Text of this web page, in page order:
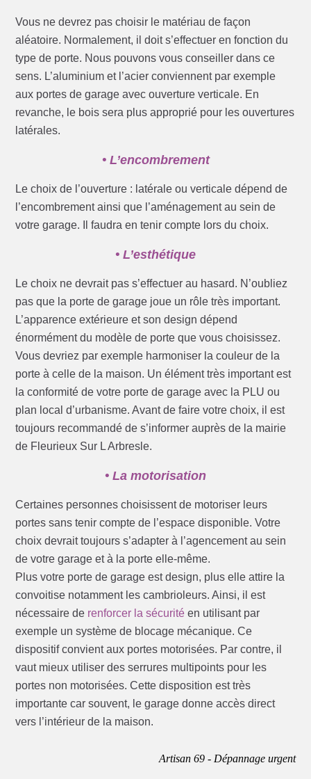
Vous ne devrez pas choisir le matériau de façon
aléatoire. Normalement, il doit s’effectuer en fonction du
type de porte. Nous pouvons vous conseiller dans ce
sens. L’aluminium et l’acier conviennent par exemple
aux portes de garage avec ouverture verticale. En
revanche, le bois sera plus approprié pour les ouvertures
latérales.
• L’encombrement
Le choix de l’ouverture : latérale ou verticale dépend de
l’encombrement ainsi que l’aménagement au sein de
votre garage. Il faudra en tenir compte lors du choix.
• L’esthétique
Le choix ne devrait pas s’effectuer au hasard. N’oubliez
pas que la porte de garage joue un rôle très important.
L’apparence extérieure et son design dépend
énormément du modèle de porte que vous choisissez.
Vous devriez par exemple harmoniser la couleur de la
porte à celle de la maison. Un élément très important est
la conformité de votre porte de garage avec la PLU ou
plan local d’urbanisme. Avant de faire votre choix, il est
toujours recommandé de s’informer auprès de la mairie
de Fleurieux Sur L Arbresle.
• La motorisation
Certaines personnes choisissent de motoriser leurs
portes sans tenir compte de l’espace disponible. Votre
choix devrait toujours s’adapter à l’agencement au sein
de votre garage et à la porte elle-même.
Plus votre porte de garage est design, plus elle attire la
convoitise notamment les cambrioleurs. Ainsi, il est
nécessaire de renforcer la sécurité en utilisant par
exemple un système de blocage mécanique. Ce
dispositif convient aux portes motorisées. Par contre, il
vaut mieux utiliser des serrures multipoints pour les
portes non motorisées. Cette disposition est très
importante car souvent, le garage donne accès direct
vers l’intérieur de la maison.
Artisan 69 - Dépannage urgent